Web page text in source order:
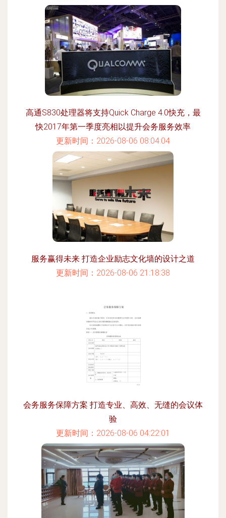
高通S830处理器将支持Quick Charge 4.0快充，最
快2017年第一季度亮相以提升会务服务效率
更新时间：2026-08-06 08:04:04
服务赢得未来 打造企业励志文化墙的设计之道
更新时间：2026-08-06 21:18:38
会务服务保障方案 打造专业、高效、无缝的会议体
验
更新时间：2026-08-06 04:22:01